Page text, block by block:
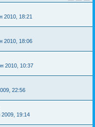
2010, 18:21
2010, 18:06
2010, 10:37
22:56
19:14